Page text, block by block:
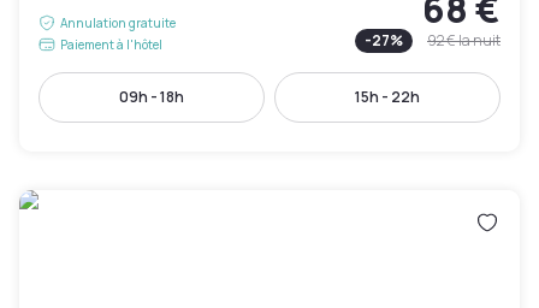
Annulation gratuite
Paiement à l'hôtel
-27% 92 €la nuit
09h - 18h 15h - 22h